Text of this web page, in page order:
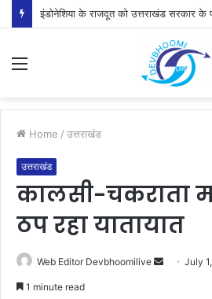
इंडोनेशिया के राजदूत को उत्तराखंड सरकार के
Menu
Home / उत्तराखंड
उत्तराखंड
कालसी-चकराता
ठप रहा यातायात
Web Editor Devbhoomilive
SendJuly
1 minute read